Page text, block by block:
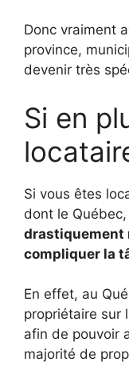
Donc vraiment
province,
devenir très
Si en
Si vous êtes
dont le Québec,
drastiquement
compliquer la
En effet, au
propriétaire sur
afin de pouvoir
majorité de